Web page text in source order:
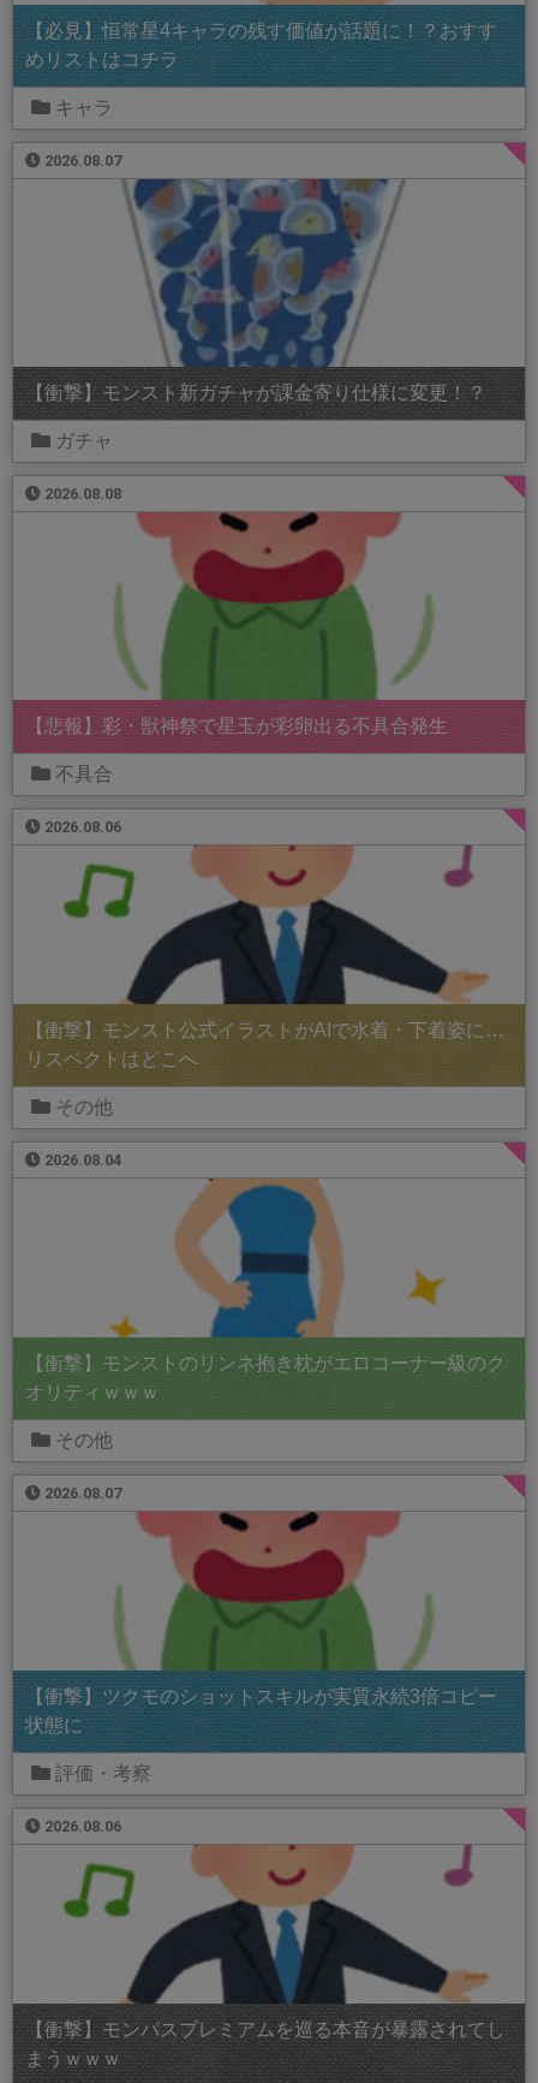
【必見】恒常星4キャラの残す価値が話題に！？おすす
めリストはコチラ
キャラ
2026.08.07
【衝撃】モンスト新ガチャが課金寄り仕様に変更！？
ガチャ
2026.08.08
【悲報】彩・獣神祭で星玉が彩卵出る不具合発生
不具合
2026.08.06
【衝撃】モンスト公式イラストがAIで水着・下着姿に…
リスペクトはどこへ
その他
2026.08.04
【衝撃】モンストのリンネ抱き枕がエロコーナー級のク
オリティｗｗｗ
その他
2026.08.07
【衝撃】ツクモのショットスキルが実質永続3倍コピー
状態に
評価・考察
2026.08.06
【衝撃】モンパスプレミアムを巡る本音が暴露されてし
まうｗｗｗ